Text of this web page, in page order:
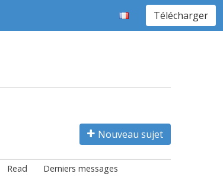
Télécharger
Nouveau sujet
Read
Derniers messages